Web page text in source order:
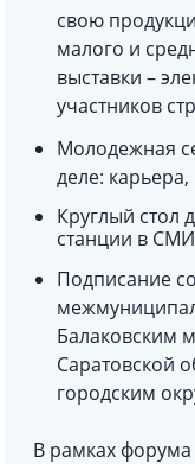
свою
малого и
выставки –
участников
Молодежная
деле:
Круглый стол
станции в
Подписание
Балаковским
Саратовской
городским
В рамках форума